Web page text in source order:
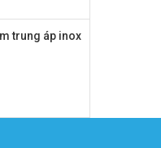
trung áp inox